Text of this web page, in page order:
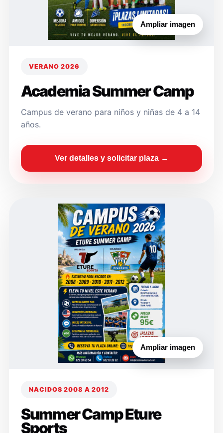
Ampliar imagen
VERANO 2026
Academia Summer Camp
Campus de verano para niños y niñas de 4 a 14
años.
Ver detalles y solicitar plaza →
Ampliar imagen
NACIDOS 2008 A 2012
Summer Camp Eture
Sports